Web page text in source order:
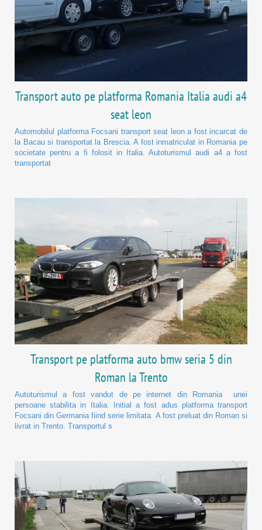
Transport auto pe platforma Romania Italia audi a4
seat leon
Automobilul platforma Focsani transport seat leon a fost incarcat de
la Bacau si transportat la Brescia. A fost inmatriculat in Romania pe
societate pentru a fi folosit in Italia. Autoturismul audi a4 a fost
transportat
Transport pe platforma auto bmw seria 5 din
Roman la Trento
Autoturismul a fost vandut de pe internet din Romania unei
persoane stabilita in Italia. Initial a fost adus platforma transport
Focsani din Germania fiind serie limitata. A fost preluat din Roman si
livrat in Trento. Transportul s